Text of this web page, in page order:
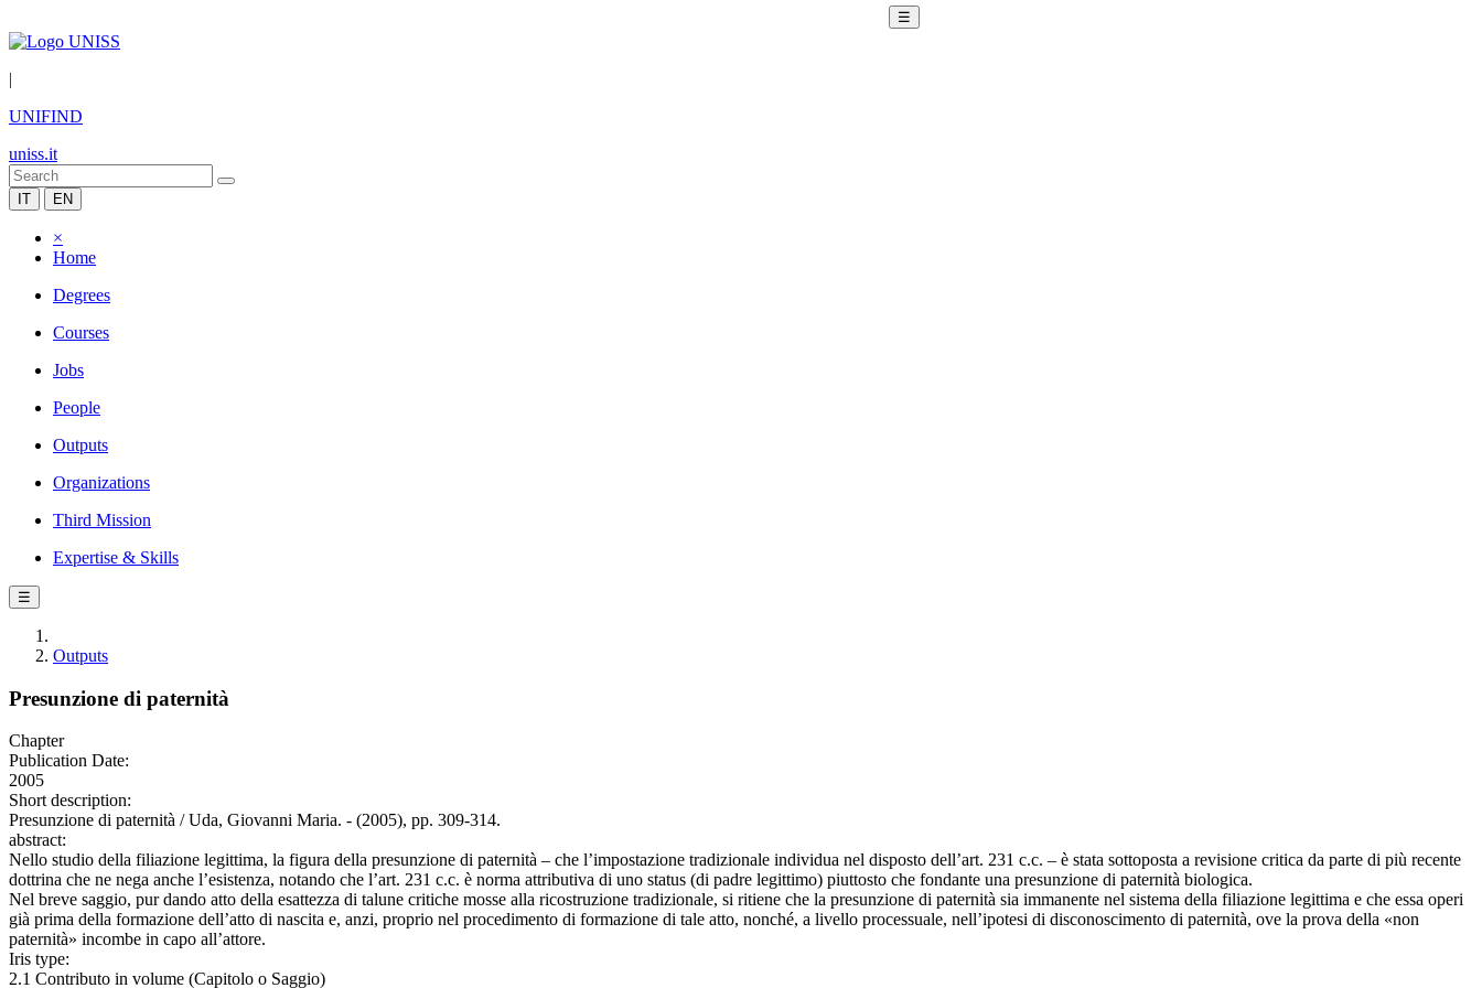
☰
|
UNIFIND
uniss.it
IT EN
×
Home
Degrees
Courses
Jobs
People
Outputs
Organizations
Third Mission
Expertise & Skills
☰
Outputs
Presunzione di paternità
Chapter
Publication Date:
2005
Short description:
Presunzione di paternità / Uda, Giovanni Maria. - (2005), pp. 309-314.
abstract:
Nello studio della filiazione legittima, la figura della presunzione di paternità – che l’impostazione tradizionale individua nel disposto dell’art. 231 c.c. – è stata sottoposta a revisione critica da parte di più recente
dottrina che ne nega anche l’esistenza, notando che l’art. 231 c.c. è norma attributiva di uno status (di padre legittimo) piuttosto che fondante una presunzione di paternità biologica.
Nel breve saggio, pur dando atto della esattezza di talune critiche mosse alla ricostruzione tradizionale, si ritiene che la presunzione di paternità sia immanente nel sistema della filiazione legittima e che essa operi
già prima della formazione dell’atto di nascita e, anzi, proprio nel procedimento di formazione di tale atto, nonché, a livello processuale, nell’ipotesi di disconoscimento di paternità, ove la prova della «non
paternità» incombe in capo all’attore.
Iris type:
2.1 Contributo in volume (Capitolo o Saggio)